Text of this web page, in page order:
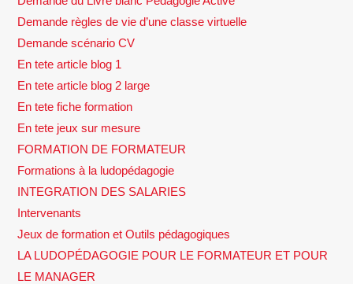
Demande règles de vie d’une classe virtuelle
Demande scénario CV
En tete article blog 1
En tete article blog 2 large
En tete fiche formation
En tete jeux sur mesure
FORMATION DE FORMATEUR
Formations à la ludopédagogie
INTEGRATION DES SALARIES
Intervenants
Jeux de formation et Outils pédagogiques
LA LUDOPÉDAGOGIE POUR LE FORMATEUR ET POUR
LE MANAGER